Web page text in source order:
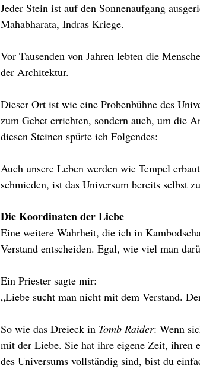
Jeder Stein ist auf den Sonnenaufgang
Mahabharata, Indras Kriege.
Vor Tausenden von Jahren lebten die
der Architektur.
Dieser Ort ist wie eine Probenbühne des
zum Gebet errichten, sondern auch, um die
diesen Steinen spürte ich Folgendes:
Auch unsere Leben werden wie Tempel
schmieden, ist das Universum bereits selbst
Die Koordinaten der Liebe
Eine weitere Wahrheit, die ich in
Verstand entscheiden. Egal, wie viel man
Ein Priester sagte mir:
„Liebe sucht man nicht mit dem Verstand.
So wie das Dreieck in Tomb Raider: Wenn
mit der Liebe. Sie hat ihre eigene Zeit, ihren
des Universums vollständig sind, bist du